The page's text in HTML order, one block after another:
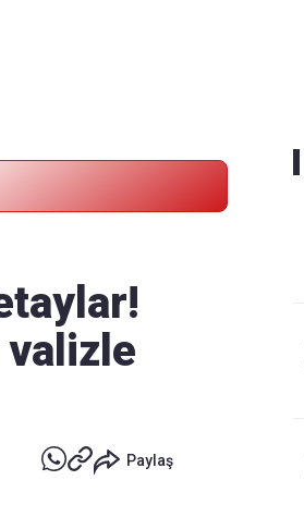
valizle
Paylaş